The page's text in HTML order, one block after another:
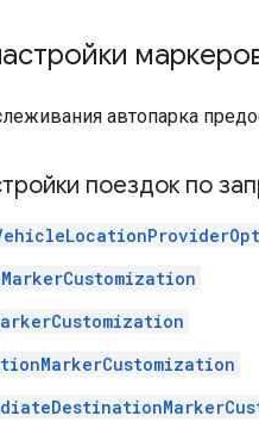
автопарка
поездок по